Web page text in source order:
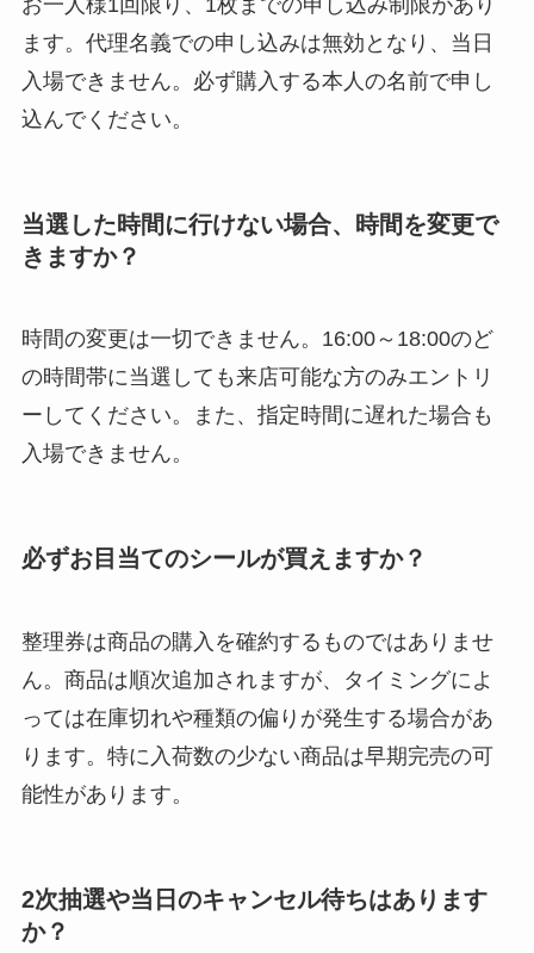
ます。代理名義での申し込みは無効となり、当日
入場できません。必ず購入する本人の名前で申し
込んでください。
当選した時間に行けない場合、時間を変更で
きますか？
時間の変更は一切できません。16:00～18:00のど
の時間帯に当選しても来店可能な方のみエントリ
ーしてください。また、指定時間に遅れた場合も
入場できません。
必ずお目当てのシールが買えますか？
整理券は商品の購入を確約するものではありませ
ん。商品は順次追加されますが、タイミングによ
っては在庫切れや種類の偏りが発生する場合があ
ります。特に入荷数の少ない商品は早期完売の可
能性があります。
2次抽選や当日のキャンセル待ちはあります
か？